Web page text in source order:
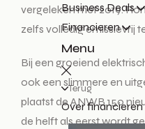
Business Deals
Financieren
Menu
Terug
Over financieren
vergeleken met 2019.
zelfs volledig emissievrij
Bij een groeiend
ook een slimmere en
plaatst de ANWB 150
de helft als eerst wordt